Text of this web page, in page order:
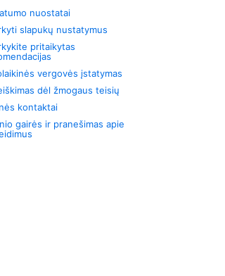
nuostatai
slapukų nustatymus
pritaikytas
vergovės įstatymas
dėl žmogaus teisių
kontaktai
gairės ir pranešimas apie